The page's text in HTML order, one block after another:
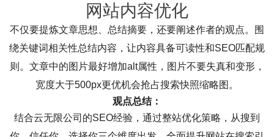
网站内容优化
不仅要提炼文章思想、总结摘要，还要阐述作者的观点。围
绕关键词相关性总结内容，让内容具备可读性和SEO匹配规
则。文章中的图片最好增加alt属性，图片不要失真和变形，
宽度大于500px更优机会抢占搜索快照缩略图。
观点总结：
结合云无限公司的SEO经验，通过整站优化策略，从搜到